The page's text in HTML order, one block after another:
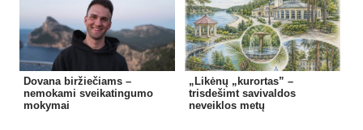
Dovana biržiečiams –
nemokami sveikatingumo
mokymai
„Likėnų „kurortas” –
trisdešimt savivaldos
neveiklos metų